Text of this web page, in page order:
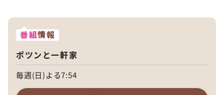
番組情報
ポツンと一軒家
毎週(日)よる7:54